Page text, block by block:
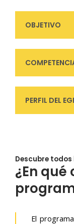
OBJETIVO
PERFIL DEL
Descubre todos
¿En
El